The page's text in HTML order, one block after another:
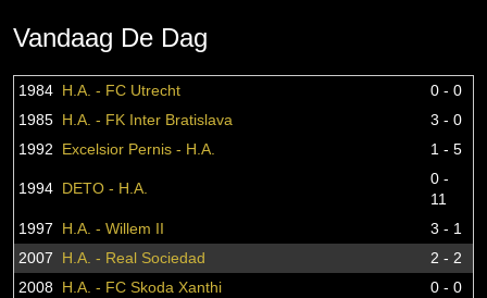
Vandaag De Dag
1984 H.A. - FC Utrecht
0 - 0
1985 H.A. - FK Inter Bratislava
3 - 0
1992
Excelsior Pernis - H.A. 1 - 5
1994 DETO - H.A.
0 -
11
1997
H.A. - Willem II
3 - 1
2007
H.A. - Real Sociedad
2 - 2
2008 H.A. - FC Skoda Xanthi
0 - 0